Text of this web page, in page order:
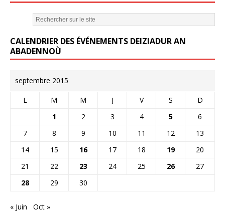
CALENDRIER DES ÉVÉNEMENTS DEIZIADUR AN
ABADENNOÙ
septembre 2015
L M M J V S
D
1
2 3 4 5
6
7
8 9 10 11 12
13
14
15 16 17 18 19
20
21
22 23 24 25 26
27
28
29 30
« Juin Oct »